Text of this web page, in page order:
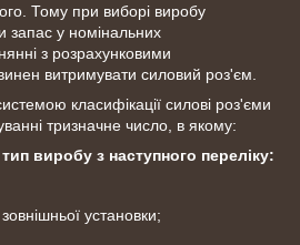
Тому при виборі виробу
запас у номінальних
з розрахунковими
витримувати силовий роз'єм.
класифікації силові роз'єми
тризначне число, в якому:
виробу з наступного переліку:
установки;